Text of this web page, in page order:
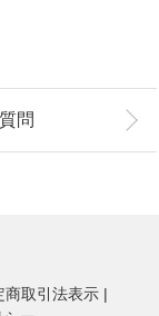
問
商取引法表示